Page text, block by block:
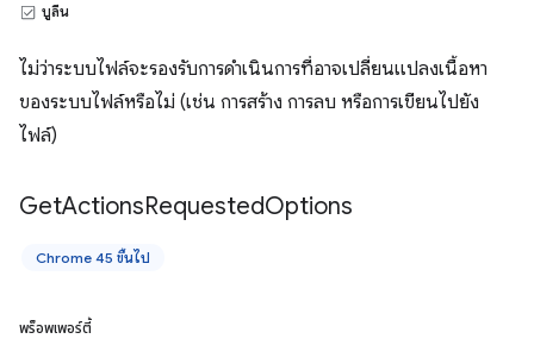
บูลีน
ไม่ว่าระบบไฟล์จะรองรับการดำเนินการที่อาจเปลี่ยนแปลงเนื้อหา
ของระบบไฟล์หรือไม่ (เช่น การสร้าง การลบ หรือการเขียนไปยัง
ไฟล์)
GetActionsRequestedOptions
Chrome 45 ขึ้นไป
พร็อพเพอร์ตี้